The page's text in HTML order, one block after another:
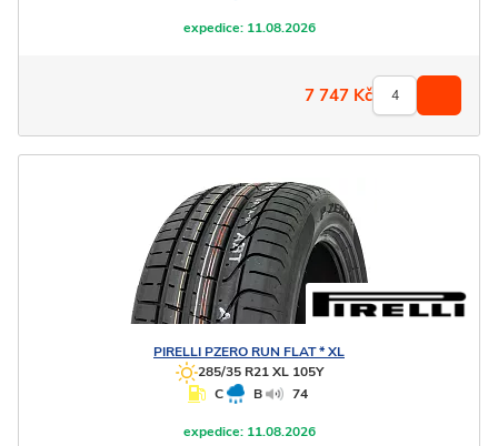
expedice:11.08.2026
7 747 Kč
PIRELLI PZERO RUN FLAT * XL
285/35 R21 XL 105Y
C
B 74
expedice:11.08.2026